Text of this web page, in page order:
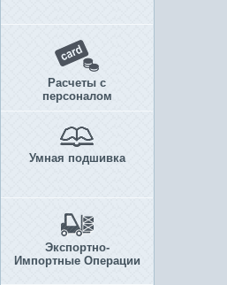
Расчеты с
персоналом
Умная подшивка
Экспортно-
Импортные Операции